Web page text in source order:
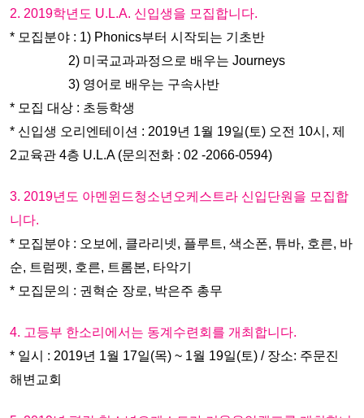
2. 2019학년도 U.L.A. 신입생을 모집합니다.
* 모집분야 : 1) Phonics부터 시작되는 기초반
2) 미국교과과정으로 배우는 Journeys
3) 영어로 배우는 구속사반
* 모집 대상 : 초등학생
* 신입생 오리엔테이션 : 2019년 1월 19일(토) 오전 10시, 제
2교육관 4층 U.L.A (문의전화 : 02 -2066-0594)
3. 2019년도 아멘윈드청소년오케스트라 신입단원을 모집합
니다.
* 모집분야 : 오보에, 클라리넷, 플루트, 색소폰, 튜바, 호른, 바
순, 트럼펫, 호른, 트롬본, 타악기
* 모집문의 : 권혁순 장로, 박은주 총무
4. 고등부 한소리에서는 동계수련회를 개최합니다.
* 일시 : 2019년 1월 17일(목) ~ 1월 19일(토) / 장소: 주문진
해변교회